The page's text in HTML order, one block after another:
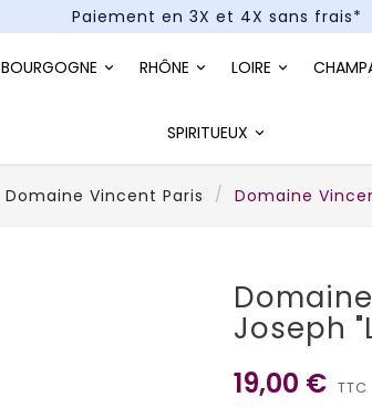
Paiement en 3X et 4X sans frais*
BOURGOGNE RHÔNE LOIRE
SPIRITUEUX
Domaine Vincent Paris Domaine
Joseph
19,00 € TTC